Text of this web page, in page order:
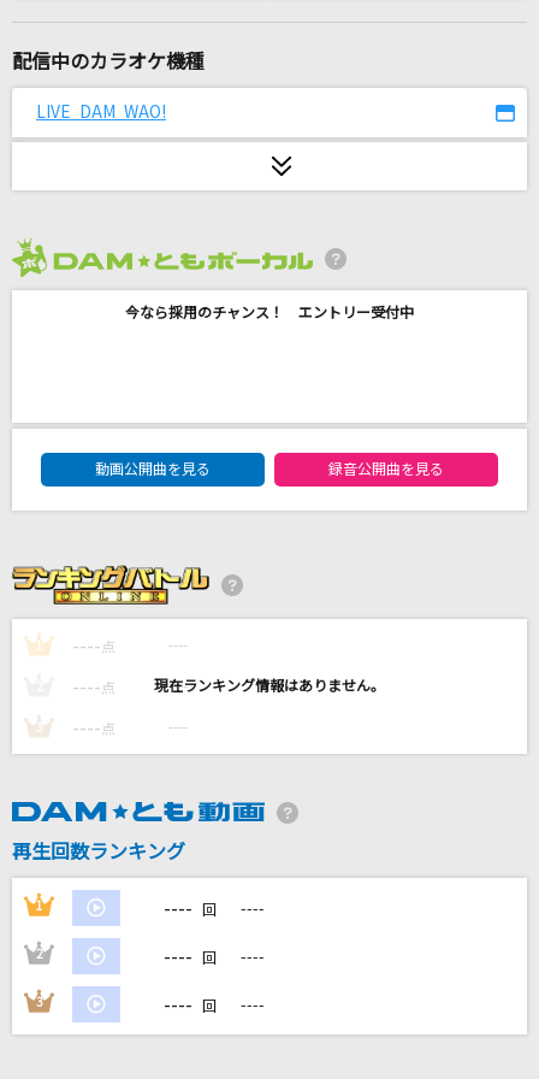
千本桜
魔法の料理 ～君から君へ～
PRODUCE 101 JAPAN 新世界
テルネロファイター
川崎鷹也
[生音]アイのシナリオ
CHiCO with HoneyWorks
メフィスト(【推しの子】アニメバージョン)
のテーマ]
Celine Dion
DAMの新曲・ランキングなど
カラオケ最新情報をチェック！
配信中のカラオケ機種
LIVE DAM WAO!
今なら採用のチャンス！ エントリー受付中
DAM★ともボーカルエントリーランキング
動画公開曲を見る
録音公開曲を見る
1 ---- 点 ----
---- 点 ----
3 ---- 点 ----
再生回数ランキング
1 ---- 回 ----
2 ---- 回 ----
3 ---- 回 ----